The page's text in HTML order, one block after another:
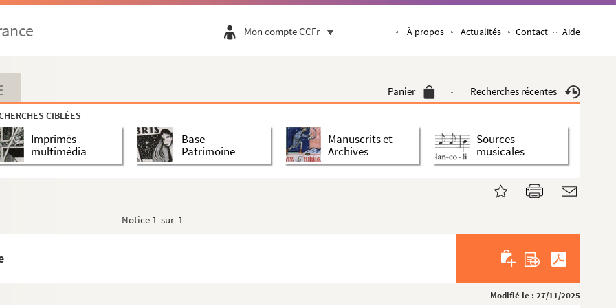
Mon compte CCFr À propos Actualités Contact Aide
Panier Recherches récentes
CIBLÉES
Imprimés
multimédia
Base
Patrimoine
Manuscrits et
Archives
Sources
musicales
Notice 1 sur 1
Modifié le : 27/11/2025
deux (1962)